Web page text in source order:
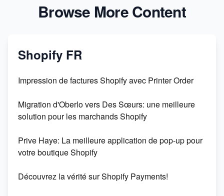
Browse More Content
Shopify FR
Impression de factures Shopify avec Printer Order
Migration d'Oberlo vers Des Sœurs: une meilleure
solution pour les marchands Shopify
Prive Haye: La meilleure application de pop-up pour
votre boutique Shopify
Découvrez la vérité sur Shopify Payments!